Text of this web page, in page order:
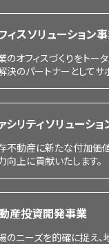
ィスソリューション
のオフィスづくりをトー
決のパートナーとしてサ
シリティソリューシ
不動産に新たな付加価
向上に貢献いたします。
産投資開発事業
のニーズを的確に捉え